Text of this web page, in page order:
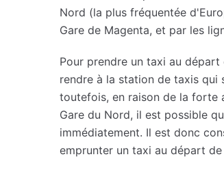
Nord (la plus fréquentée
Gare de Magenta, et par les
Pour prendre un taxi au
rendre à la station de taxis qui
toutefois, en raison de la forte
Gare du Nord, il est possible
immédiatement. Il est donc
emprunter un taxi au départ